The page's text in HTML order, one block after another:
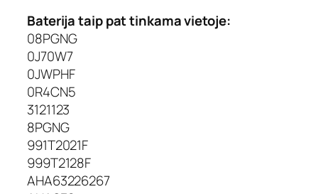
o
o
k
b
a
t
e
r
i
j
a
,
Baterija taip pat tinkama vietoje:
08PGNG
0J70W7
0JWPHF
0R4CN5
3121123
8PGNG
991T2021F
999T2128F
AHA63226267